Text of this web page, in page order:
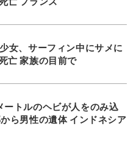
女、サーフィン中にサメに
亡 家族の目前で
ートルのヘビが人をのみ込
ら男性の遺体 インドネシア